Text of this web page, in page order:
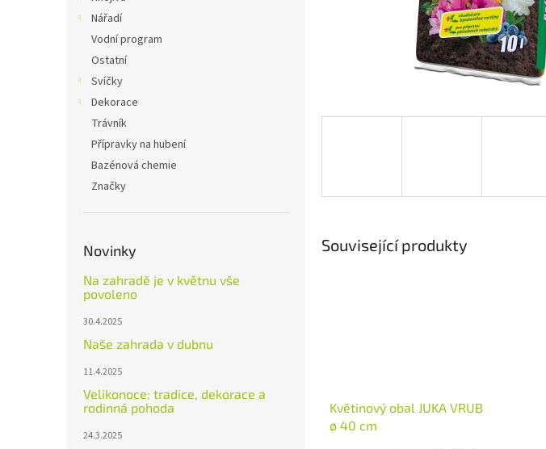
Nářadí
Vodní program
Ostatní
Svíčky
Dekorace
Trávník
Přípravky na hubení
Bazénová chemie
Značky
Novinky
Na zahradě je v květnu vše
povoleno
30.4.2025
Naše zahrada v dubnu
11.4.2025
Velikonoce: tradice, dekorace a
rodinná pohoda
24.3.2025
Související produkty
Květinový obal JUKA VRUB
ø 40 cm